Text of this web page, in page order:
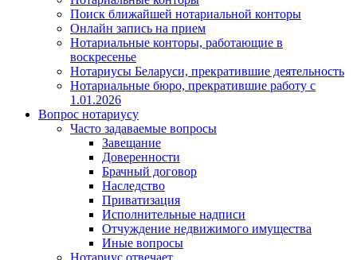
Поиск ближайшей нотариальной конторы
Онлайн запись на прием
Нотариальные конторы, работающие в
воскресенье
Нотариусы Беларуси, прекратившие деятельность
Нотариальные бюро, прекратившие работу с
1.01.2026
Вопрос нотариусу
Часто задаваемые вопросы
Завещание
Доверенности
Брачный договор
Наследство
Приватизация
Исполнительные надписи
Отчуждение недвижимого имущества
Иные вопросы
Нотариус отвечает